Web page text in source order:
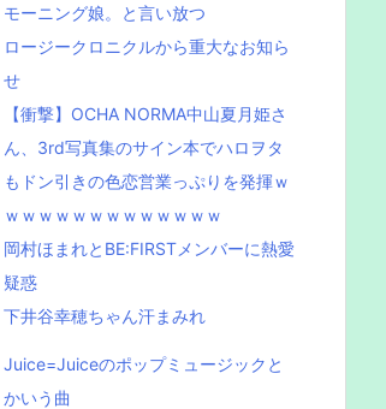
モーニング娘。と言い放つ
ロージークロニクルから重大なお知ら
せ
【衝撃】OCHA NORMA中山夏月姫さ
ん、3rd写真集のサイン本でハロヲタ
もドン引きの色恋営業っぷりを発揮ｗ
ｗｗｗｗｗｗｗｗｗｗｗｗｗ
岡村ほまれとBE:FIRSTメンバーに熱愛
疑惑
下井谷幸穂ちゃん汗まみれ
Juice=Juiceのポップミュージックと
かいう曲